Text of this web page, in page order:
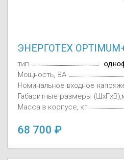
ЭНЕРГОТЕХ
тип
Мощность, ВА
Номинальное входное
Габаритные размеры
Масса в корпусе, кг
68 700